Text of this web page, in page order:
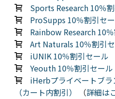
Sports Research 10％
ProSupps 10％割引セ
Rainbow Research 10
Art Naturals 10％割引
iUNIK 10％割引セール
Yeouth 10％割引セール
iHerbプライベートブ
（カート内割引）
（詳細は